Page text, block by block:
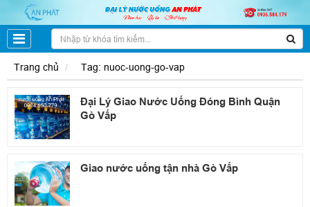
Trang chủ Tag: nuoc-uong-go-vap
Đại Lý Giao Nước Uống Đóng Bình Quận
Gò Vấp
Giao nước uống tận nhà Gò Vấp